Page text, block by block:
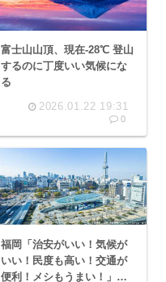
富士山山頂、現在-28℃ 登山
するのに丁度いい気候にな
る
2026.01.22 19:31
0
福岡「治安がいい！気候が
いい！民度も高い！交通が
便利！メシもうまい！」←